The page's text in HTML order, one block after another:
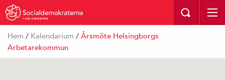
I HELSINGBORG
Hem / Kalendarium / Årsmöte Helsingborgs
Arbetarekommun